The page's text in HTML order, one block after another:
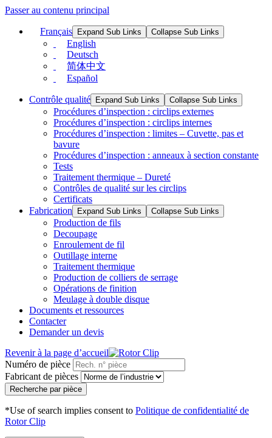
Passer au contenu principal
Français Expand Sub Links Collapse Sub Links
English
Deutsch
简体中文
Español
Contrôle qualité Expand Sub Links Collapse Sub Links
Procédures d’inspection : circlips externes
Procédures d’inspection : circlips internes
Procédures d’inspection : limites – Cuvette, pas et
bavure
Procédures d’inspection : anneaux à section constante
Tests
Traitement thermique – Dureté
Contrôles de qualité sur les circlips
Certificats
Fabrication
Expand Sub Links Collapse Sub Links
Production de fils
Decoupage
Enroulement de fil
Outillage interne
Traitement thermique
Production de colliers de serrage
Opérations de finition
Meulage à double disque
Documents et ressources
Contacter
Demander un devis
Revenir à la page d’accueil
Numéro de pièce
Fabricant de pièces
Recherche par pièce
*Use of search implies consent to Politique de confidentialité de
Rotor Clip